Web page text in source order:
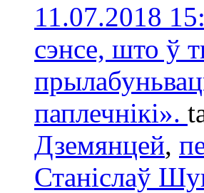
11.07.2018
сэнсе, што ў
паплечнікі».
Дземянцей,
Станіслаў